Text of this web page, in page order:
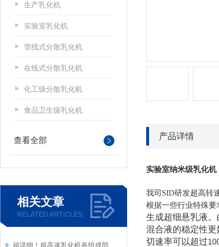
生产乳化机
实验室乳化机
管线式分散乳化机
在线式分散乳化机
化工级分散乳化机
食品卫生级乳化机
查看全部
相关文章
RELATED ARTICLES
产品详情
实验室纳米级乳化机
我司SID研发超高转
根据一些行业特殊
生成超细悬乳液
混合液的稳定性
切速率可以超过